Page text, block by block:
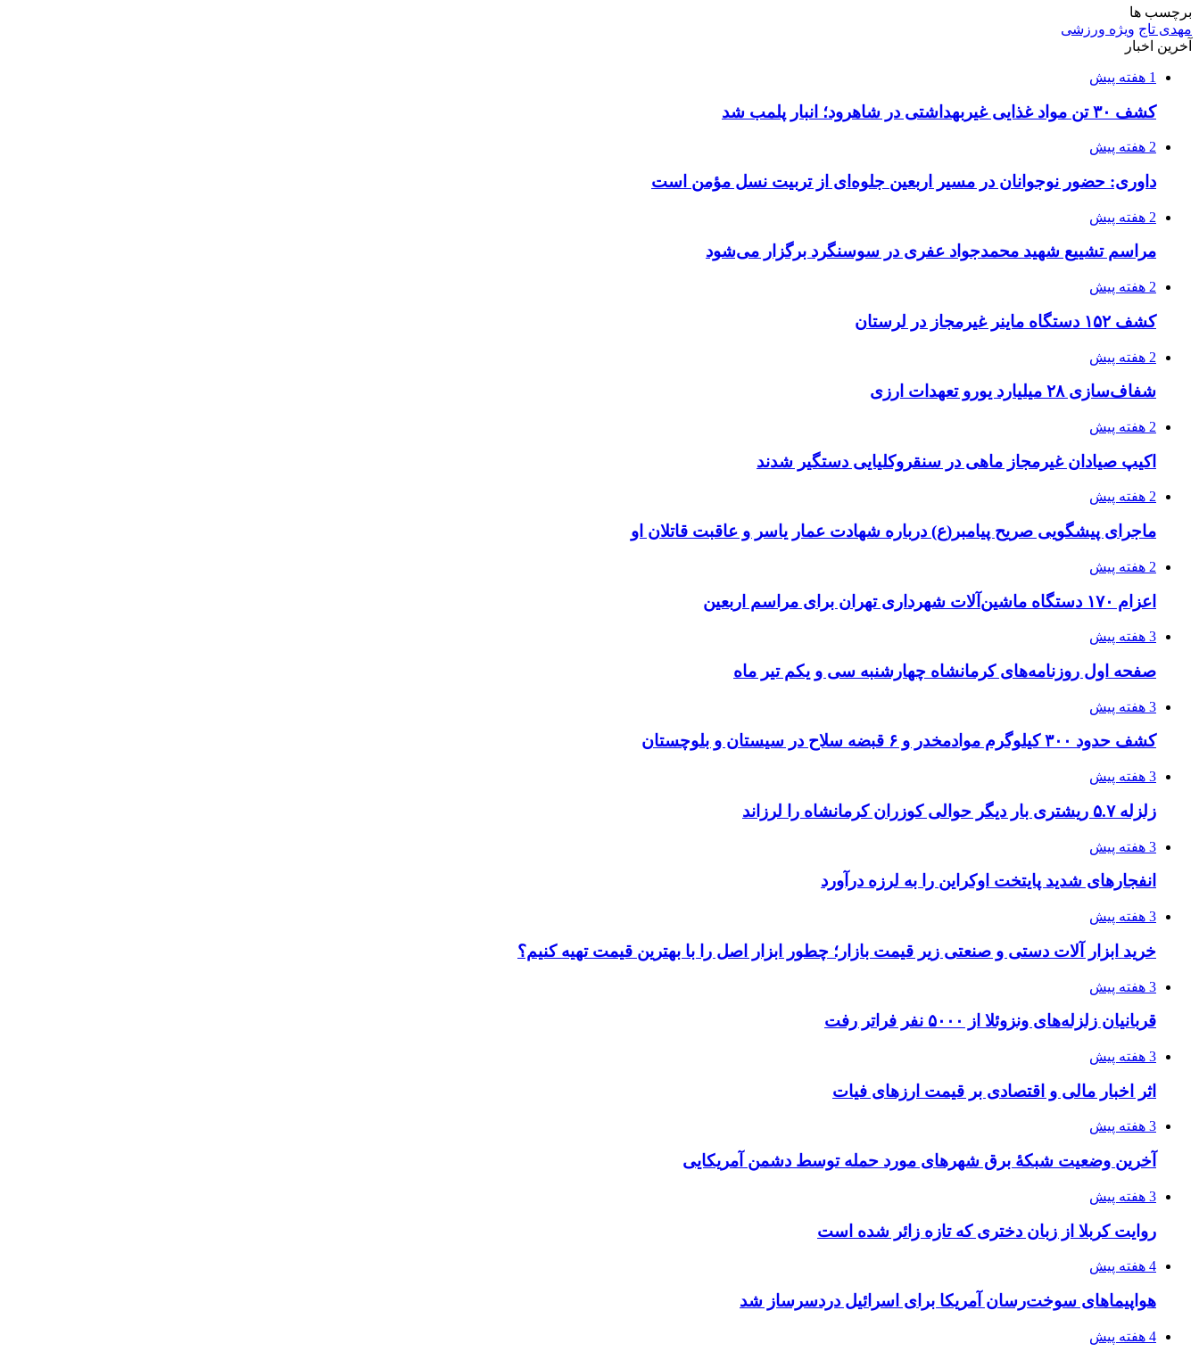
برچسب ها
مهدی تاج ویژه ورزشی
آخرین اخبار
1 هفته پیش
کشف ۳۰ تن مواد غذایی غیربهداشتی در شاهرود؛ انبار پلمب شد
2 هفته پیش
داوری: حضور نوجوانان در مسیر اربعین جلوه‌ای از تربیت نسل مؤمن است
2 هفته پیش
مراسم تشییع شهید محمدجواد عفری در سوسنگرد برگزار می‌شود
2 هفته پیش
کشف ۱۵۲ دستگاه ماینر غیرمجاز در لرستان
2 هفته پیش
شفاف‌سازی ۲۸ میلیارد یورو تعهدات ارزی
2 هفته پیش
اکیپ صیادان غیرمجاز ماهی در سنقروکلیایی دستگیر شدند
2 هفته پیش
ماجرای پیشگویی صریح پیامبر(ع) درباره شهادت عمار یاسر و عاقبت قاتلان او
2 هفته پیش
اعزام ۱۷۰ دستگاه ماشین‌آلات شهرداری تهران برای مراسم اربعین
3 هفته پیش
صفحه اول روزنامه‌های کرمانشاه چهارشنبه سی و یکم تیر ماه
3 هفته پیش
کشف حدود ۳۰۰ کیلوگرم موادمخدر و ۶ قبضه سلاح در سیستان و بلوچستان
3 هفته پیش
زلزله ۵.۷ ریشتری بار دیگر حوالی کوزران کرمانشاه را لرزاند
3 هفته پیش
انفجارهای شدید پایتخت اوکراین را به لرزه درآورد
3 هفته پیش
خرید ابزار آلات دستی و صنعتی زیر قیمت بازار؛ چطور ابزار اصل را با بهترین قیمت تهیه کنیم؟
3 هفته پیش
قربانیان زلزله‌های ونزوئلا از ۵۰۰۰ نفر فراتر رفت
3 هفته پیش
اثر اخبار مالی و اقتصادی بر قیمت ارزهای فیات
3 هفته پیش
آخرین وضعیت شبکۀ برق شهرهای مورد حمله توسط دشمن آمریکایی
3 هفته پیش
روایت کربلا از زبان دختری که تازه زائر شده است
4 هفته پیش
هواپیماهای سوخت‌رسان آمریکا برای اسرائیل دردسرساز شد
4 هفته پیش